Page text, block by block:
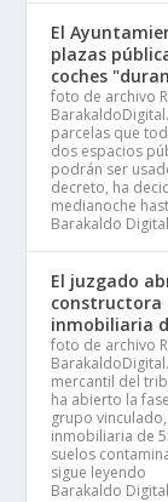
El
plazas
coches
foto de archivo
parcelas que
dos espacios
podrán ser
decreto, ha
medianoche
Barakaldo Digital
El juzgado
constructora
inmobiliaria
foto de archivo
mercantil del
ha abierto la
grupo
inmobiliaria de
suelos
sigue leyendo
Barakaldo Digital